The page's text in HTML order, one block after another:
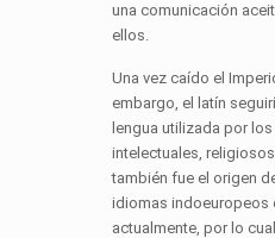
una comunicación
ellos.
Una vez caído el
embargo, el latín
lengua utilizada por
intelectuales,
también fue el origen
idiomas indoeuropeos
actualmente, por lo